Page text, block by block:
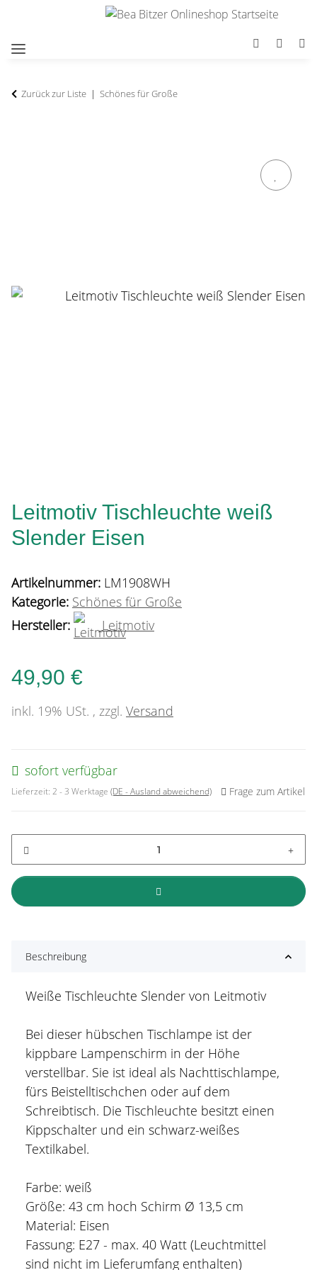
Zurück zur Liste Schönes für Große
Leitmotiv Tischleuchte weiß
Slender Eisen
Artikelnummer: LM1908WH
Kategorie: Schönes für Große
Hersteller:
Leitmotiv
49,90 €
inkl. 19% USt. , zzgl. Versand
sofort verfügbar
Lieferzeit: 2 - 3 Werktage (DE - Ausland abweichend) Frage zum Artikel
Beschreibung
Weiße Tischleuchte Slender von Leitmotiv
Bei dieser hübschen Tischlampe ist der
kippbare Lampenschirm in der Höhe
verstellbar. Sie ist ideal als Nachttischlampe,
fürs Beistelltischchen oder auf dem
Schreibtisch. Die Tischleuchte besitzt einen
Kippschalter und ein schwarz-weißes
Textilkabel.
Farbe: weiß
Größe: 43 cm hoch Schirm Ø 13,5 cm
Material: Eisen
Fassung: E27 - max. 40 Watt (Leuchtmittel
sind nicht im Lieferumfang enthalten)